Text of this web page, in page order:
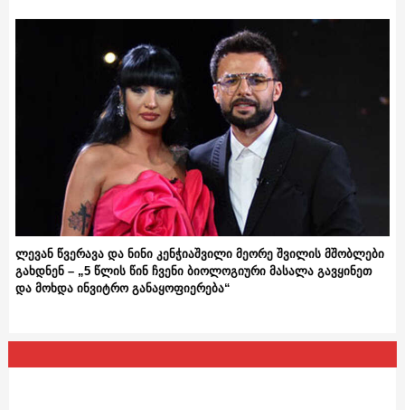
ლევან წვერავა და ნინი კენჭიაშვილი მეორე შვილის მშობლები
გახდნენ – „5 წლის წინ ჩვენი ბიოლოგიური მასალა გავყინეთ
და მოხდა ინვიტრო განაყოფიერება“